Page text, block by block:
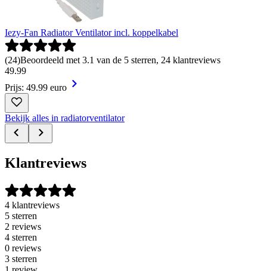
Iezy-Fan Radiator Ventilator incl. koppelkabel
(24)Beoordeeld met 3.1 van de 5 sterren, 24 klantreviews
49.99
Prijs: 49.99 euro
Bekijk alles in radiatorventilator
Klantreviews
4 klantreviews
5 sterren
2 reviews
4 sterren
0 reviews
3 sterren